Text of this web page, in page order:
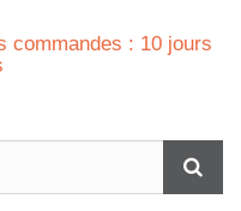
commandes : 10 jours